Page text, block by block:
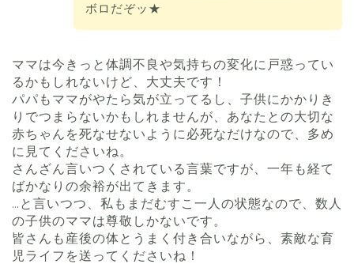
ボロだぞッ★
ママは今きっと体調不良や気持ちの変化に戸惑ってい
るかもしれないけど、大丈夫です！
パパもママがやたら気が立ってるし、子供にかかりき
りでつまらないかもしれませんが、 あなたとの大切な
赤ちゃんを死なせないように必死なだけなので、多め
に見てくださいね。
さんざん言いつくされている言葉ですが、一年も経て
ばかなりの余裕が出てきます。
…と言いつつ、私もまだむすこ一人の状態なので、数人
の子供のママは尊敬しかないです。
皆さんも産後の体とうまく付き合いながら、素敵な育
児ライフを送ってくださいね！